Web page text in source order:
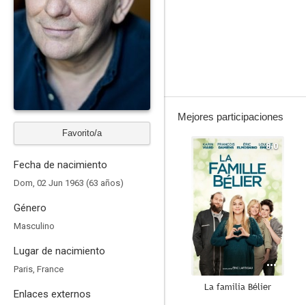
Favorito/a
Fecha de nacimiento
Dom, 02 Jun 1963 (63 años)
Género
Masculino
Lugar de nacimiento
Paris, France
Enlaces externos
Mejores participaciones
8.0
La familia Bélier